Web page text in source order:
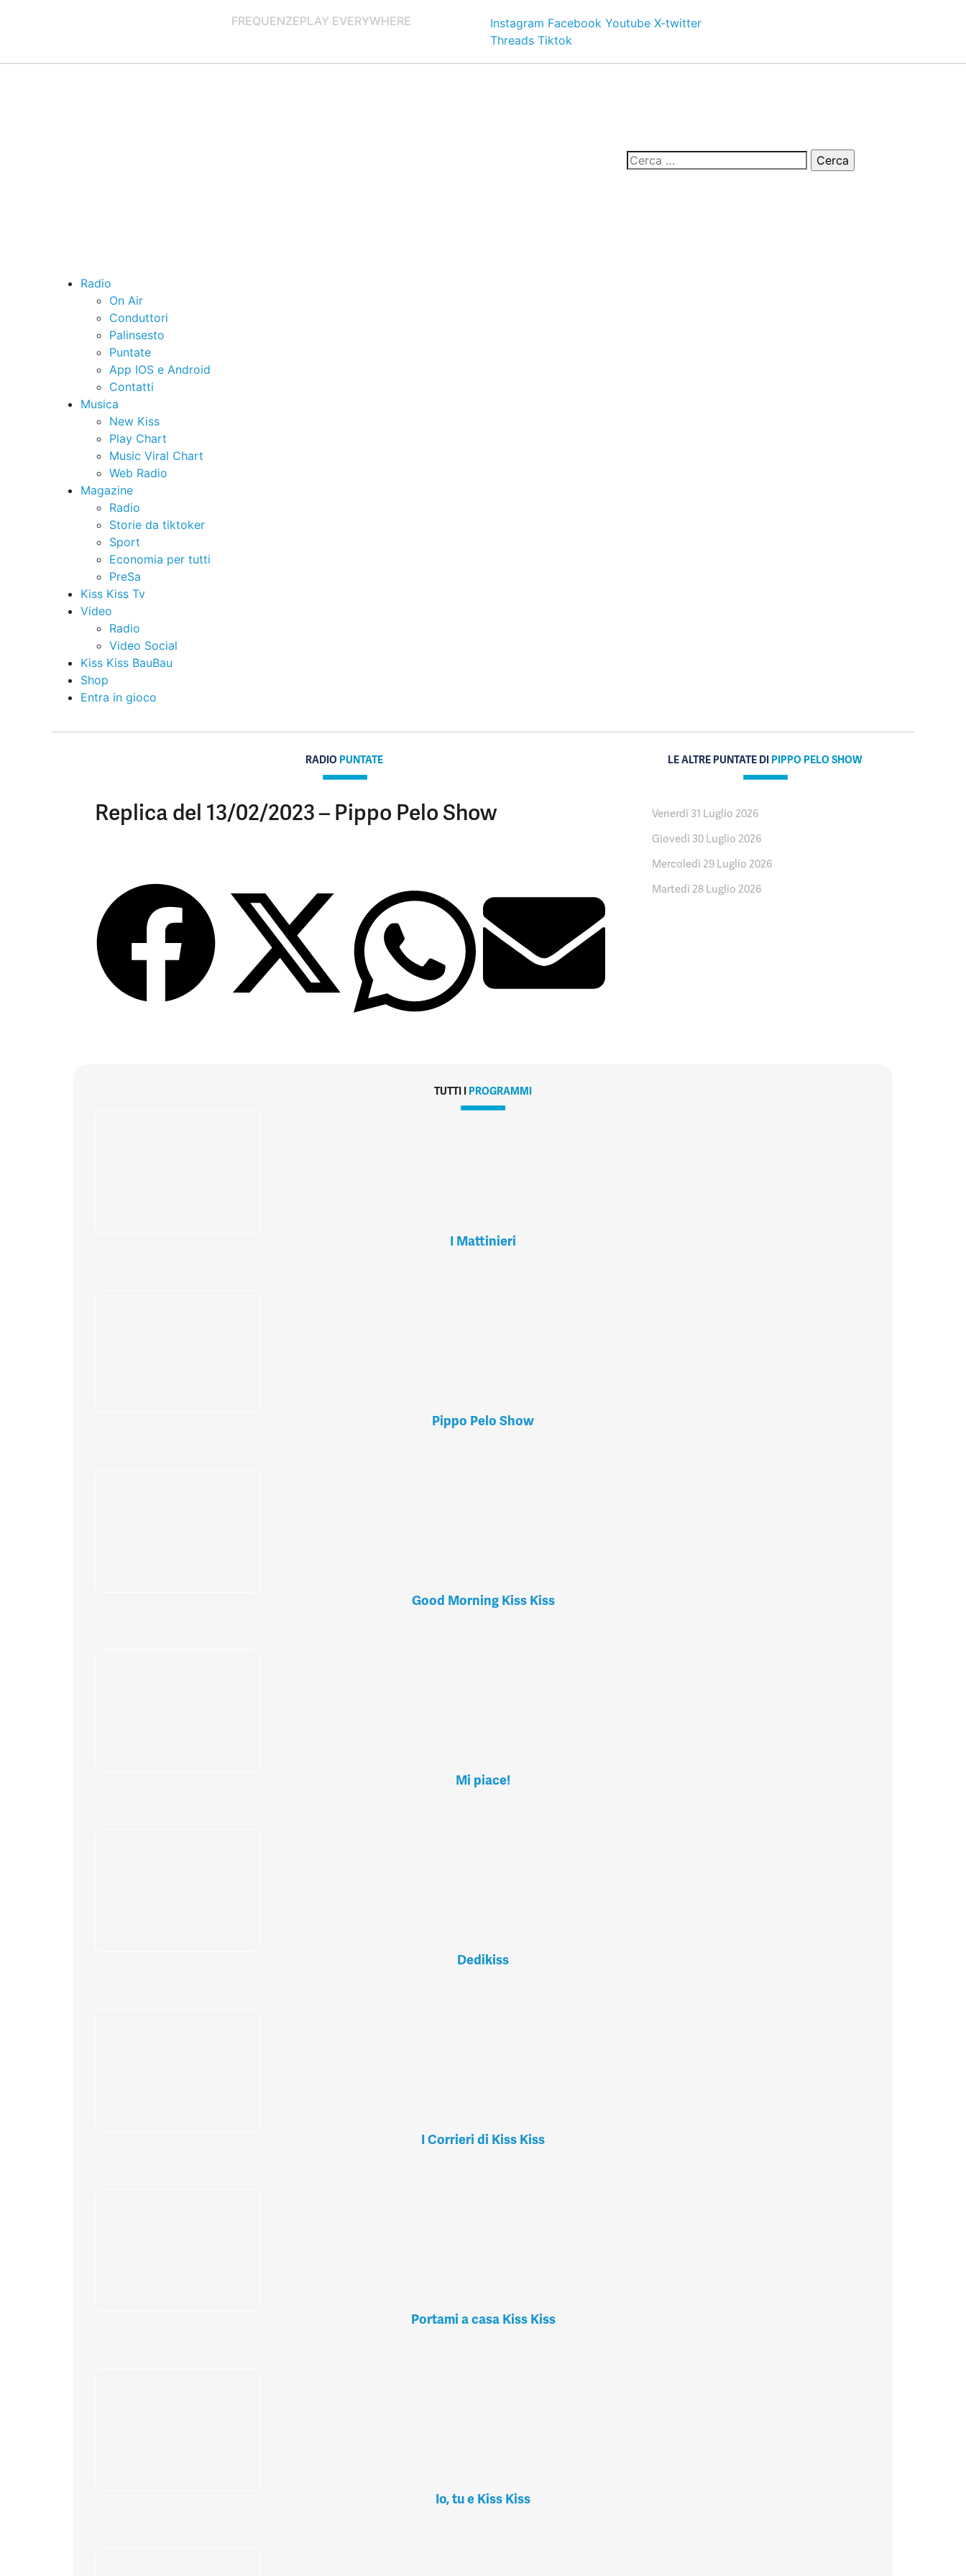
FREQUENZEPLAY EVERYWHERE Instagram Facebook Youtube X-twitter
Threads Tiktok
Radio
On Air
Conduttori
Palinsesto
Puntate
App IOS e Android
Contatti
Musica
New Kiss
Play Chart
Music Viral Chart
Web Radio
Magazine
Radio
Storie da tiktoker
Sport
Economia per tutti
PreSa
Kiss Kiss Tv
Video
Radio
Video Social
Kiss Kiss BauBau
Shop
Entra in gioco
RADIO PUNTATE
Replica del 13/02/2023 – Pippo Pelo Show
LE ALTRE PUNTATE DI PIPPO PELO SHOW
Venerdì 31 Luglio 2026
Giovedì 30 Luglio 2026
Mercoledì 29 Luglio 2026
Martedì 28 Luglio 2026
TUTTI I PROGRAMMI
I Mattinieri
Pippo Pelo Show
Good Morning Kiss Kiss
Mi piace!
Dedikiss
I Corrieri di Kiss Kiss
Portami a casa Kiss Kiss
Io, tu e Kiss Kiss